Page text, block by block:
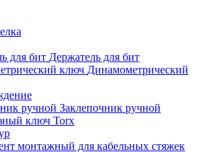
Держатель для бит
Динамометрический
Заклепочник ручной
ключ Torx